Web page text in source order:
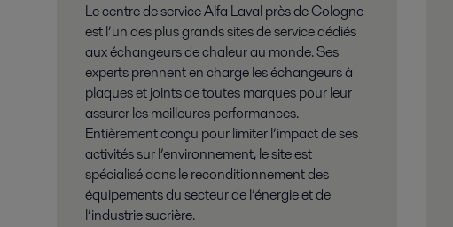
Le centre de service Alfa Laval près de Cologne
est l’un des plus grands sites de service dédiés
aux échangeurs de chaleur au monde. Ses
experts prennent en charge les échangeurs à
plaques et joints de toutes marques pour leur
assurer les meilleures performances.
Entièrement conçu pour limiter l’impact de ses
activités sur l’environnement, le site est
spécialisé dans le reconditionnement des
équipements du secteur de l’énergie et de
l’industrie sucrière.